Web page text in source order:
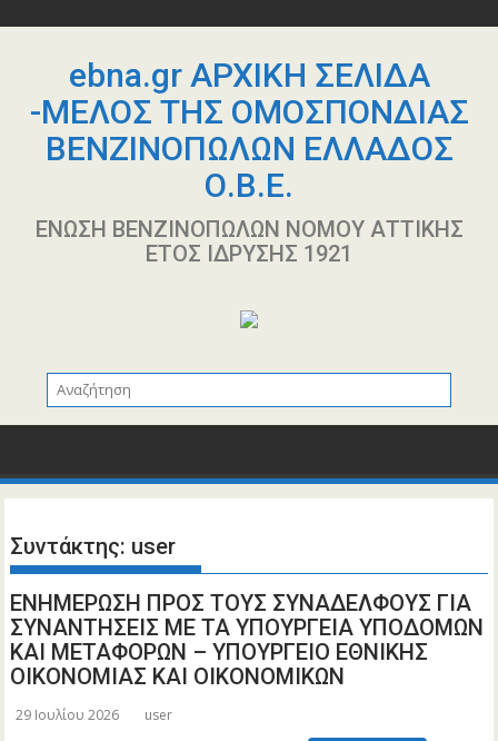
περιεχόμενοebna.gr ΑΡΧΙΚΗ ΣΕΛΙΔΑ
-ΜΕΛΟΣ ΤΗΣ ΟΜΟΣΠΟΝΔΙΑΣ
ΒΕΝΖΙΝΟΠΩΛΩΝ ΕΛΛΑΔΟΣ
Ο.Β.Ε.
ΕΝΩΣΗ ΒΕΝΖΙΝΟΠΩΛΩΝ ΝΟΜΟΥ ΑΤΤΙΚΗΣ
ΕΤΟΣ ΙΔΡΥΣΗΣ 1921
Συντάκτης: user
ΕΝΗΜΕΡΩΣΗ ΠΡΟΣ ΤΟΥΣ ΣΥΝΑΔΕΛΦΟΥΣ ΓΙΑ
ΣΥΝΑΝΤΗΣΕΙΣ ΜΕ ΤΑ ΥΠΟΥΡΓΕΙΑ ΥΠΟΔΟΜΩΝ
ΚΑΙ ΜΕΤΑΦΟΡΩΝ – ΥΠΟΥΡΓΕΙΟ ΕΘΝΙΚΗΣ
ΟΙΚΟΝΟΜΙΑΣ ΚΑΙ ΟΙΚΟΝΟΜΙΚΩΝ
29 Ιουλίου 2026 user